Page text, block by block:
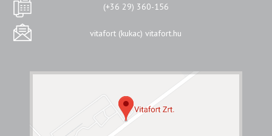
(+36 29) 360-156
vitafort (kukac) vitafort.hu